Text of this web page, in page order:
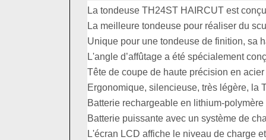
La tondeuse TH24ST HAIRCUT est
La meilleure tondeuse pour réaliser du
Unique pour une tondeuse de finition, sa
L'angle d’affûtage a été spécialement
Tête de coupe de haute précision en
Ergonomique, silencieuse, très légère, la
Batterie rechargeable en lithium-
Batterie puissante avec un système de
L'écran LCD affiche le niveau de charge